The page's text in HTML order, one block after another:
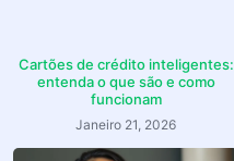
Cartões de crédito inteligentes:
entenda o que são e como
funcionam
Janeiro 21, 2026